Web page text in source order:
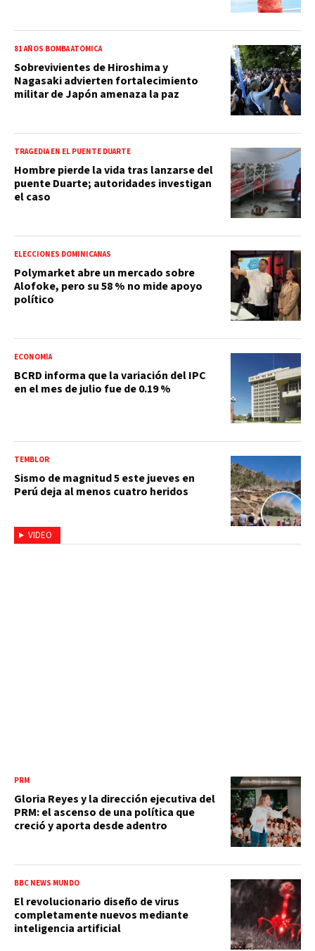
81 AÑOS BOMBA ATÓMICA
Sobrevivientes de Hiroshima y
Nagasaki advierten fortalecimiento
militar de Japón amenaza la paz
TRAGEDIA EN EL PUENTE DUARTE
Hombre pierde la vida tras lanzarse del
puente Duarte; autoridades investigan
el caso
ELECCIONES DOMINICANAS
Polymarket abre un mercado sobre
Alofoke, pero su 58 % no mide apoyo
político
ECONOMÍA
BCRD informa que la variación del IPC
en el mes de julio fue de 0.19 %
VIDEO
TEMBLOR
Sismo de magnitud 5 este jueves en
Perú deja al menos cuatro heridos
PRM
Gloria Reyes y la dirección ejecutiva del
PRM: el ascenso de una política que
creció y aporta desde adentro
BBC NEWS MUNDO
El revolucionario diseño de virus
completamente nuevos mediante
inteligencia artificial